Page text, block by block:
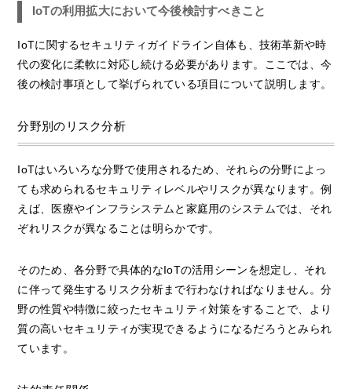
IoTの利用拡大において今後検討すべきこと
IoTに関するセキュリティガイドライン自体も、技術革新や時
代の変化に柔軟に対応し続ける必要があります。ここでは、今
後の検討事項として挙げられている項目について説明します。
分野別のリスク分析
IoTはいろいろな分野で使用されるため、それらの分野によっ
ても求められるセキュリティレベルやリスクが異なります。例
えば、医療やインフラシステムと家庭用のシステムでは、それ
ぞれリスクが異なることは明らかです。
そのため、各分野で具体的なIoTの活用シーンを想定し、それ
に伴って発生するリスク分析まで行わなければなりません。分
野の性質や特徴に絞ったセキュリティ対策をすることで、より
質の高いセキュリティが実現できるようになるだろうとみられ
ています。